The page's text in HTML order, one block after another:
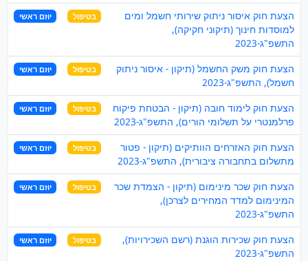
הצעת חוק איסור ניתוק שירותי חשמל ומים
למוסדות חינוך (תיקוני חקיקה),
התשפ"ג-2023
בטיפול יוזם ראשי
הצעת חוק משק החשמל (תיקון - איסור ניתוק
חשמל), התשפ"ג-2023
בטיפול יוזם ראשי
הצעת חוק לימוד חובה (תיקון - הבטחת פיקוח
פרלמנטרי על תשלומי הורים), התשפ"ג-2023
בטיפול יוזם ראשי
הצעת חוק האזרחים הוותיקים (תיקון - פטור
מתשלום בתחבורה ציבורית), התשפ"ג-2023
בטיפול יוזם ראשי
הצעת חוק שכר מינימום (תיקון - הצמדת שכר
המינימום למדד המחירים לצרכן),
התשפ"ג-2023
בטיפול יוזם ראשי
הצעת חוק שכירות הוגנת (רשם השכירויות),
התשפ"ג-2023
בטיפול יוזם ראשי